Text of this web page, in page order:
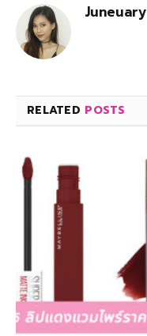
Juneuary
RELATED POSTS